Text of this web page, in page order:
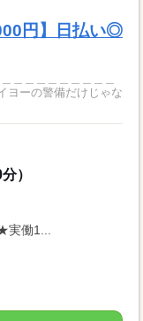
円】日払い◎
＿＿＿＿＿＿＿＿＿
）
実働1...